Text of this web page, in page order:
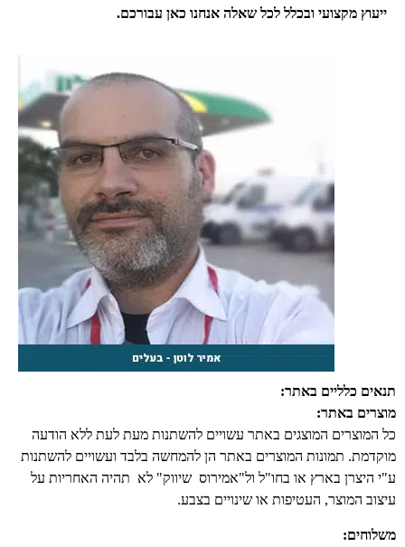
ייעוץ מקצועי ובכלל לכל שאלה אנחנו כאן עבורכם.
תנאים כלליים באתר:
מוצרים באתר:
כל המוצרים המוצגים באתר עשויים להשתנות מעת לעת ללא הודעה
מוקדמת. תמונות המוצרים באתר הן להמחשה בלבד ועשויים להשתנות
ע"י היצרן בארץ או בחו"ל ול"אמירוס שיווק" לא תהיה האחריות על
עיצוב המוצר, העטיפות או שינויים בצבע.
משלוחים: